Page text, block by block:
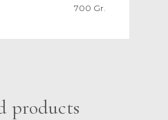
700 Gr.
products